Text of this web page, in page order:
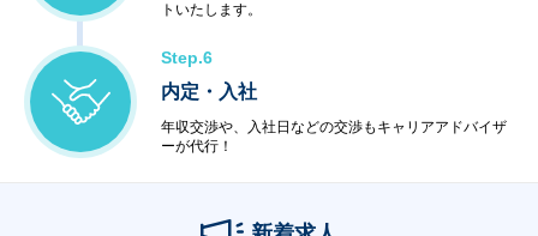
トいたします。
Step.6
内定・入社
年収交渉や、入社日などの交渉もキャリアアドバイザ
ーが代行！